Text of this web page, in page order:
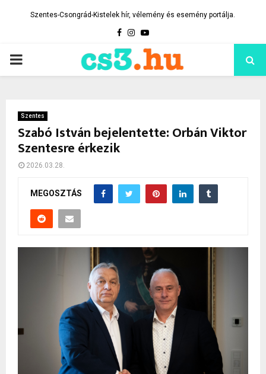
Szentes-Csongrád-Kistelek hír, vélemény és esemény portálja.
Facebook
Instagram
Youtube
PRIMARY
Szentes
Szabó István bejelentette: Orbán Viktor
Szentesre érkezik
2026.03.28.
MEGOSZTÁS